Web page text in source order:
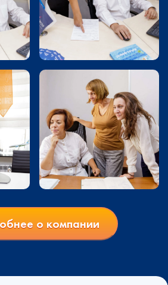
о компании